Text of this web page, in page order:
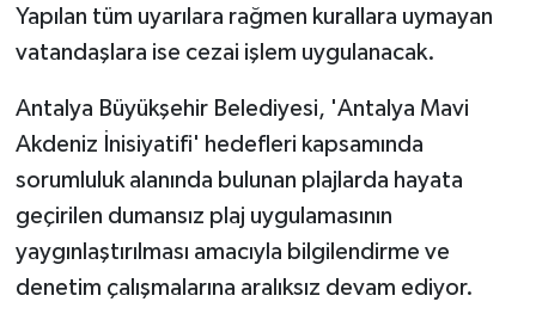
Yapılan tüm uyarılara rağmen kurallara uymayan
vatandaşlara ise cezai işlem uygulanacak.
Antalya Büyükşehir Belediyesi, 'Antalya Mavi
Akdeniz İnisiyatifi' hedefleri kapsamında
sorumluluk alanında bulunan plajlarda hayata
geçirilen dumansız plaj uygulamasının
yaygınlaştırılması amacıyla bilgilendirme ve
denetim çalışmalarına aralıksız devam ediyor.